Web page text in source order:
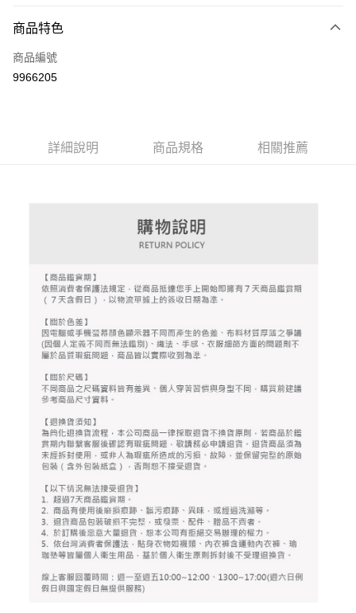
LINE Pay
Apple Pay
大哥付你分期
流程，驗證手機門號後，選擇欲分期的期數、繳款截止日，確認付款後即完
消。如遇「轉專審核」未通過狀況，表示未達大哥付你分期系統評分，恕無
法說明評估內容。
1.分期款項不併入電信帳單，「大哥付你分期」於每月結算日後寄送繳費提
醒簡訊。
2.透過簡訊連結打開帳單後，可選擇「超商條碼／台灣大直營門市／銀行轉
【注意事項】
用戶於交易時，得透過本服務購買商品或服務，並由商店將買賣／分期付款
買賣價金債權讓與本公司後，依約使用本公司帳單繳交帳款。
2.基於同意付款使用「大哥付你分期」之契約關係目的，商店將以您的個人
資料（包含姓名、電話或地址）提供予台灣大哥大進項蒐集、處理及利用，
由本公司與您本人進行分期帳單所需資料之確認、核對及更正。
3.完整用戶服務條款，請詳閱以下連結：
【關於「AFTEE先享後付」】
AFTEE先享後付是「在收到商品之後才付款」的支付方式。 讓您購物簡單
１．簡單：不需註冊會員、不需綁卡、不需儲值。
２．便利：只要手機號碼，簡訊認證，即可結帳。
３．安心：先確認商品／服務後，再付款。
【「AFTEE先享後付」結帳流程】
１．於結帳方式選擇「AFTEE先享後付」後，將跳轉至「AFTEE先享後付」
結帳頁面，進行簡訊認證並確認金額後，即可完成結帳。
２．訂單成立數日內，您將收到繳費通知簡訊。
３．收到繳費通知簡訊後14天內，點擊此簡訊中的連結，可透過四大超商／
ATM／網路銀行／等多元方式進行付款，方視為交易完成。
※ 請注意：結帳手續完成當下不需立刻繳費，但若您需要取消訂單，請聯絡
購買商品的店家。未經商家同意取消之訂單仍視為有效，需透過AFTEE先享
後付繳納相關費用。
※ 交易是否成功請以「AFTEE先享後付 」之結帳頁面顯示為準，若有關於
客戶支援中心」https://netprotections.freshdesk.com/support/home
【注意事項】
１．透過由恩沛科技股份有限公司提供之「AFTEE先享後付」服務完成之交
易，需依本服務之必要範圍內提供個人資料，並將交易相關給付款項請求債
２．關於個人資料處理事宜，請瀏覽以下網址：
https://aftee.tw/terms/#terms3
運送方式
免運費
付款後全家取貨
免運費
免運費
付款後萊爾富取貨
免運費
7-11取貨付款
免運費
免運費
商品特色
商品編號
9966205
詳細說明 商品規格 相關推薦